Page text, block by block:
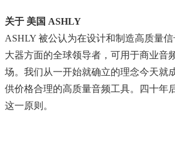
关于 美国 ASHLY
ASHLY 被公认为在设计和制造高质量
大器方面的全球领导者，可用于商业音
场。我们从一开始就确立的理念今天就
供价格合理的高质量音频工具。四十年
这一原则。